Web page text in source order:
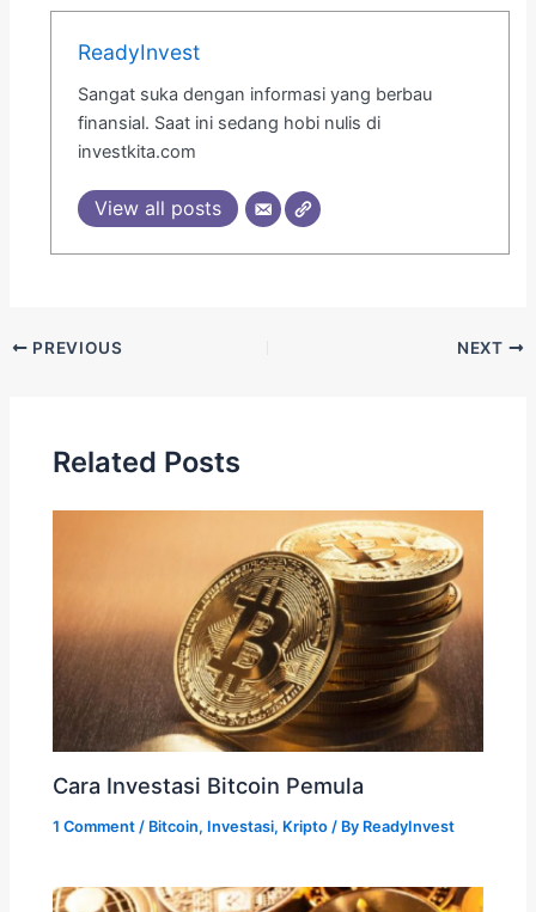
ReadyInvest
Sangat suka dengan informasi yang berbau
finansial. Saat ini sedang hobi nulis di
investkita.com
View all posts
PREVIOUS NEXT
Related Posts
Cara Investasi Bitcoin Pemula
1 Comment / Bitcoin, Investasi, Kripto / By ReadyInvest